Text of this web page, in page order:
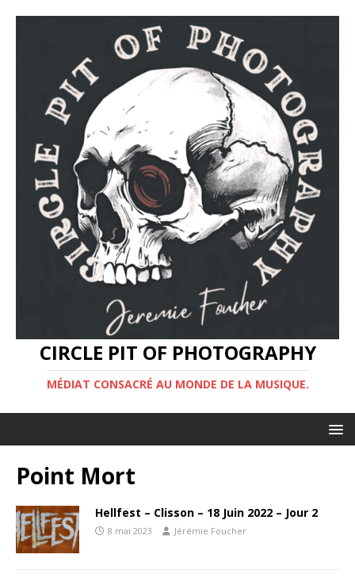
CIRCLE PIT OF PHOTOGRAPHY
MÉDIAT CONSACRÉ AU MONDE DE LA MUSIQUE.
Point Mort
Hellfest – Clisson – 18 Juin 2022 – Jour 2
8 mai 2023 Jérémie Foucher